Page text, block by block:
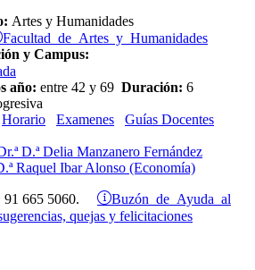
Artes y Humanidades
Facultad de Artes y Humanidades
y Campus:
año: entre 42 y 69 Duración: 6
Horario Examenes
Guías Docentes
D.ª Delia Manzanero Fernández
Raquel Ibar Alonso (Economía)
91 665 5060.
Buzón de Ayuda al
quejas y felicitaciones